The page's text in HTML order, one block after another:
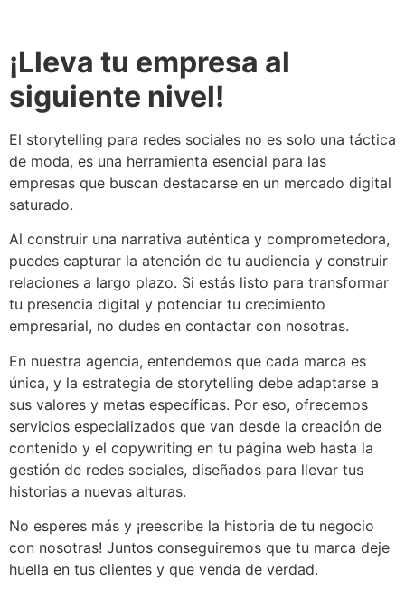
¡Lleva tu empresa al
siguiente nivel!
El storytelling para redes sociales no es solo una táctica
de moda, es una herramienta esencial para las
empresas que buscan destacarse en un mercado digital
saturado.
Al construir una narrativa auténtica y comprometedora,
puedes capturar la atención de tu audiencia y construir
relaciones a largo plazo. Si estás listo para transformar
tu presencia digital y potenciar tu crecimiento
empresarial, no dudes en contactar con nosotras.
En nuestra agencia, entendemos que cada marca es
única, y la estrategia de storytelling debe adaptarse a
sus valores y metas específicas. Por eso, ofrecemos
servicios especializados que van desde la creación de
contenido y el copywriting en tu página web hasta la
gestión de redes sociales, diseñados para llevar tus
historias a nuevas alturas.
No esperes más y ¡reescribe la historia de tu negocio
con nosotras! Juntos conseguiremos que tu marca deje
huella en tus clientes y que venda de verdad.